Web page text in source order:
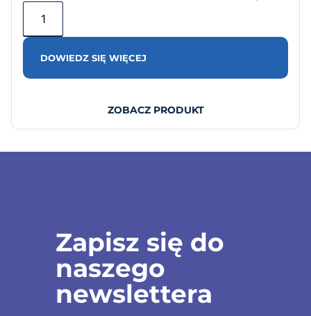
DOWIEDZ SIĘ WIĘCEJ
ZOBACZ PRODUKT
Zapisz się do
naszego
newslettera